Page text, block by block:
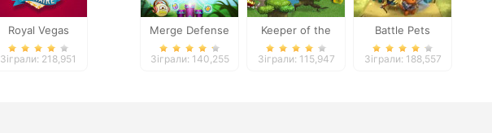
Royal Vegas
Solitaire
Зіграли: 218,951
Merge Defense
Зіграли: 140,255
Keeper of the
Grove 2
Зіграли: 115,947
Battle Pets
Зіграли: 188,557